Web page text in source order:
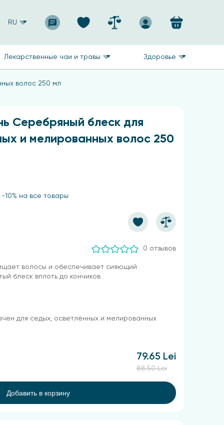
RU
Лекарственные чаи и травы Здоровье
волос 250 мл
Серебряный блеск для
и мелированных волос 250
10% на все товары
0 отзывов
волосы и обеспечивает сияющий
блеск вплоть до кончиков
для седых, осветлённых и мелированных
79.65 Lei
88.50 Lei
Добавить в корзину